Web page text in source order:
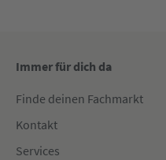
Immer für dich da
Finde deinen Fachmarkt
Kontakt
Services